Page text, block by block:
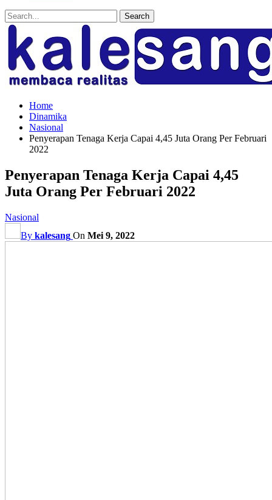
Home
Dinamika
Nasional
Penyerapan Tenaga Kerja Capai 4,45 Juta Orang Per Februari
2022
Penyerapan Tenaga Kerja Capai 4,45
Juta Orang Per Februari 2022
Nasional
By kalesang On Mei 9, 2022